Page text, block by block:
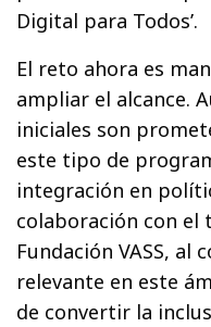
Digital para Todos’.
El reto ahora es
ampliar el alcance.
iniciales son
este tipo de
integración en
colaboración con el
Fundación VASS, al
relevante en este
de convertir la